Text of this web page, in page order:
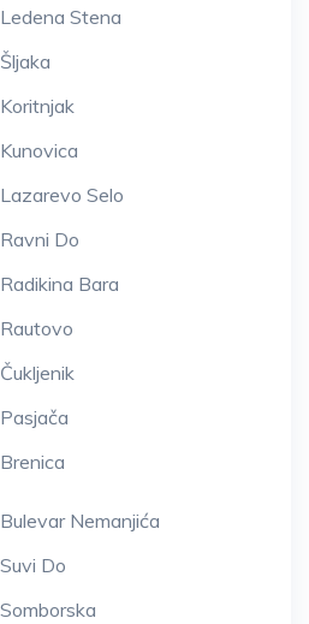
Stena
Selo
Do
Bara
Nemanjića
Do